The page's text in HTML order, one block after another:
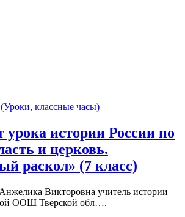
классные часы)
урока истории России по
и церковь.
раскол» (7 класс)
Викторовна учитель истории
ООШ Тверской обл….